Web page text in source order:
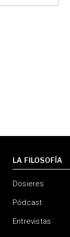
LA FILOSOFÍA
Dosieres
Pódcast
Entrevistas